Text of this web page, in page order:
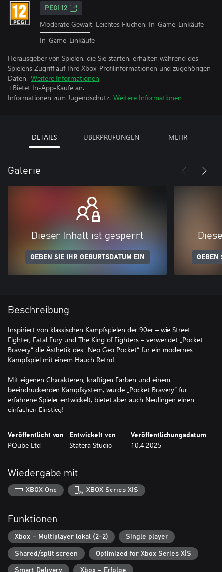
PEGI 12
Moderate Gewalt, Leichtes Fluchen, In-Game-Einkäufe
In-Game-Einkäufe
Herausgeber von Spielen, die Sie starten, erhalten während des
Spielens Zugriff auf Ihre Xbox-Profilinformationen und zugehörigen
Daten. Weitere Informationen
+Bietet In-App-Käufe an.
Informationen zum Jugendschutz. Weitere Informationen
DETAILS ÜBERPRÜFUNGEN MEHR
Galerie
Dieser Inhalt ist gesperrt
GEBEN SIE IHR GEBURTSDATUM EIN GEBEN
Beschreibung
Inspiriert von klassischen Kampfspielen der 90er – wie Street
Fighter, Fatal Fury und The King of Fighters – verwendet „Pocket
Bravery“ die Ästhetik des „Neo Geo Pocket“ für ein modernes
Kampfspiel mit einem Hauch Retro!
Mit eigenen Charakteren, kräftigen Farben und einem
beeindruckenden Kampfsystem, wurde „Pocket Bravery“ für
erfahrene Spieler entwickelt, bietet aber auch Neulingen einen
einfachen Einstieg!
Veröffentlicht von
PQube Ltd
Entwickelt von
Statera Studio
Veröffentlichungsdatum
10.4.2025
Wiedergabe mit
XBOX One XBOX Series X|S
Funktionen
Xbox – Multiplayer lokal (2-2) Single player
Shared/split screen Optimized for Xbox Series X|S
Smart Delivery Xbox – Erfolge